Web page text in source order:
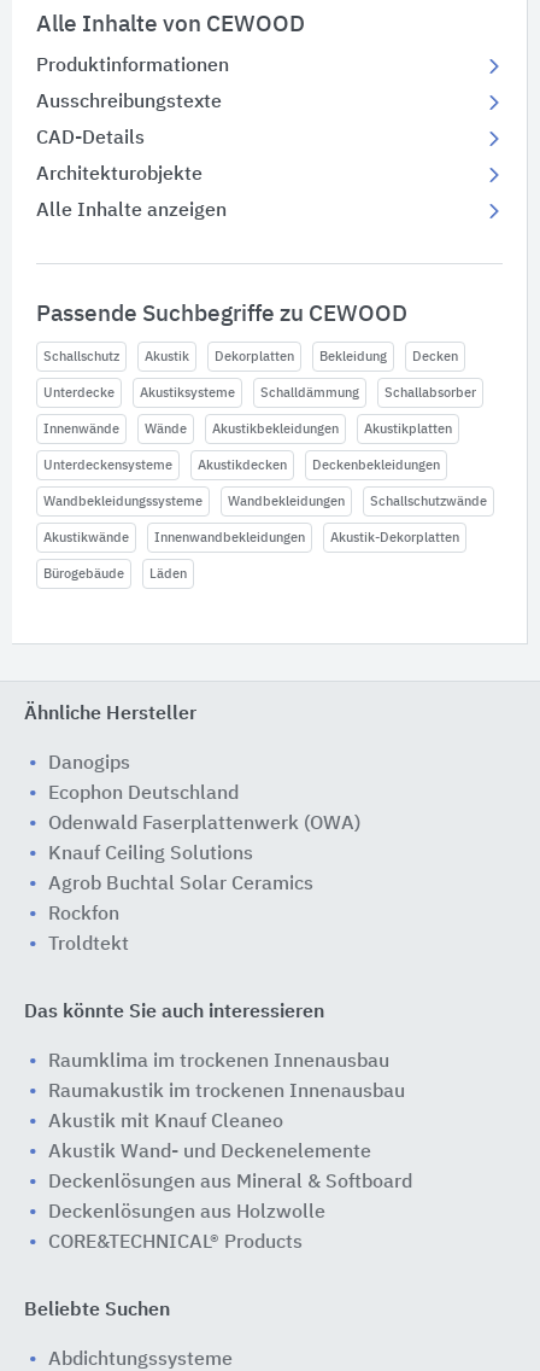
Alle Inhalte von CEWOOD
Produktinformationen
Ausschreibungstexte
CAD-Details
Architekturobjekte
Alle Inhalte anzeigen
Passende Suchbegriffe zu CEWOOD
Schallschutz Akustik Dekorplatten Bekleidung Decken
Unterdecke Akustiksysteme Schalldämmung Schallabsorber
Innenwände Wände Akustikbekleidungen Akustikplatten
Unterdeckensysteme Akustikdecken Deckenbekleidungen
Wandbekleidungssysteme Wandbekleidungen Schallschutzwände
Akustikwände Innenwandbekleidungen Akustik-Dekorplatten
Bürogebäude Läden
Ähnliche Hersteller
Danogips
Ecophon Deutschland
Odenwald Faserplattenwerk (OWA)
Knauf Ceiling Solutions
Agrob Buchtal Solar Ceramics
Rockfon
Troldtekt
Das könnte Sie auch interessieren
Raumklima im trockenen Innenausbau
Raumakustik im trockenen Innenausbau
Akustik mit Knauf Cleaneo
Akustik Wand- und Deckenelemente
Deckenlösungen aus Mineral & Softboard
Deckenlösungen aus Holzwolle
CORE&TECHNICAL® Products
Beliebte Suchen
Abdichtungssysteme